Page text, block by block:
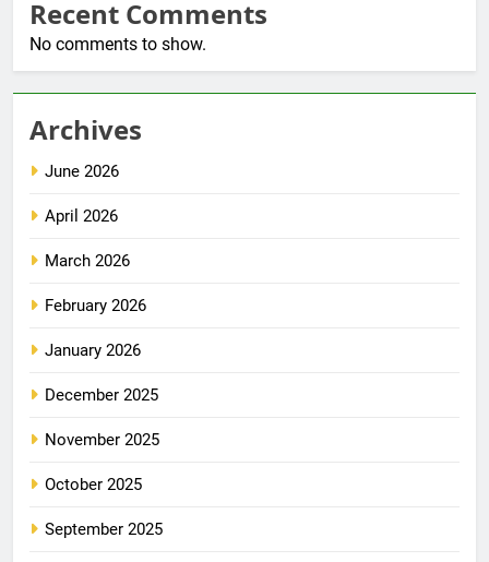
Recent Comments
No comments to show.
Archives
June 2026
April 2026
March 2026
February 2026
January 2026
December 2025
November 2025
October 2025
September 2025